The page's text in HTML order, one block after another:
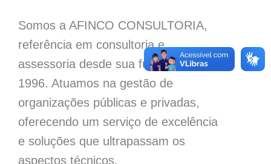
Somos a AFINCO CONSULTORIA,
referência em consultoria e
assessoria desde sua fundação, em
1996. Atuamos na gestão de
organizações públicas e privadas,
oferecendo um serviço de excelência
e soluções que ultrapassam os
aspectos técnicos.